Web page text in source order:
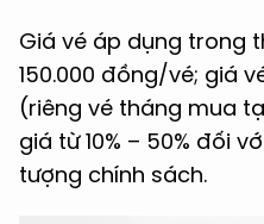
Giá vé áp dụng trong
150.000 đồng/vé; giá
(riêng vé tháng mua
giá từ 10% – 50% đối
tượng chính sách.